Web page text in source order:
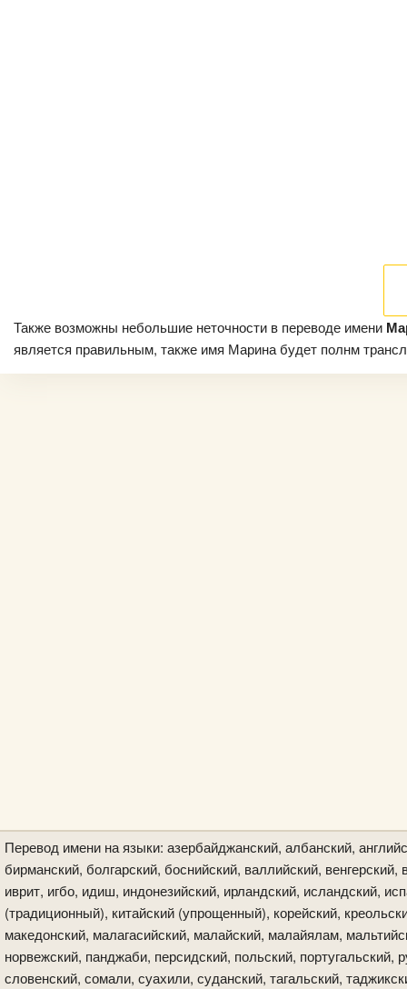
Также возможны небольшие неточности в переводе имени
является правильным, также имя Марина будет полнм
Перевод имени на языки: азербайджанский, албанский,
бирманский, болгарский, боснийский, валлийский, венгерский,
иврит, игбо, идиш, индонезийский, ирландский, исландский,
(традиционный), китайский (упрощенный), корейский,
македонский, малагасийский, малайский, малайялам,
норвежский, панджаби, персидский, польский, португальский,
словенский, сомали, суахили, суданский, тагальский,